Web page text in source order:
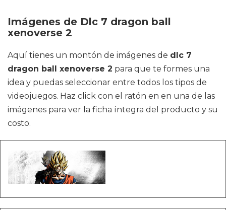
Imágenes de Dlc 7 dragon ball
xenoverse 2
Aquí tienes un montón de imágenes de dlc 7
dragon ball xenoverse 2 para que te formes una
idea y puedas seleccionar entre todos los tipos de
videojuegos. Haz click con el ratón en en una de las
imágenes para ver la ficha íntegra del producto y su
costo.